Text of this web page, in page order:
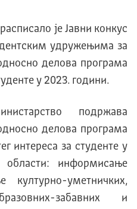
је Јавни конкус
удружењима за
делова програма
у 2023. години.
подржава
делова програма
интереса за студенте у
информисање
културно-уметничких,
забавних и